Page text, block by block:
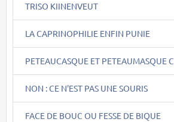
TRISO KIINENVEUT
LA CAPRINOPHILIE ENFIN PUNIE
PETEAUCASQUE ET PETEAUMASQUE C
NON : CE N'EST PAS UNE SOURIS
FACE DE BOUC OU FESSE DE BIQUE